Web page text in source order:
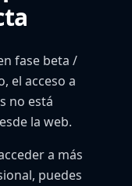
fase beta /
el acceso a
no está
la web.
a más
puedes